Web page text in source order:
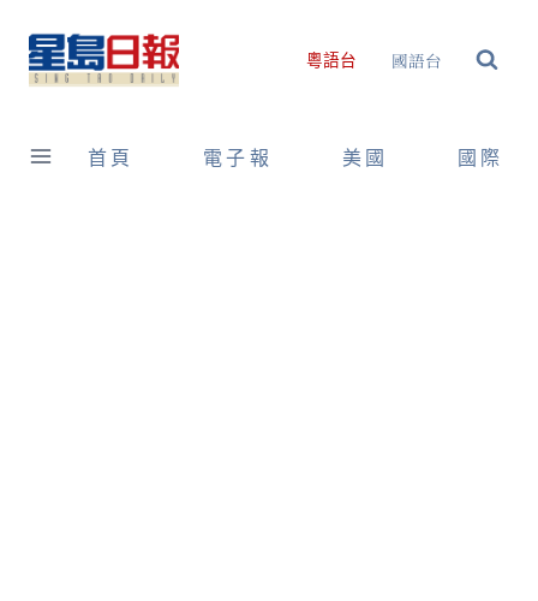
content
粵語台 國語台
首頁 電子報 美國 國際